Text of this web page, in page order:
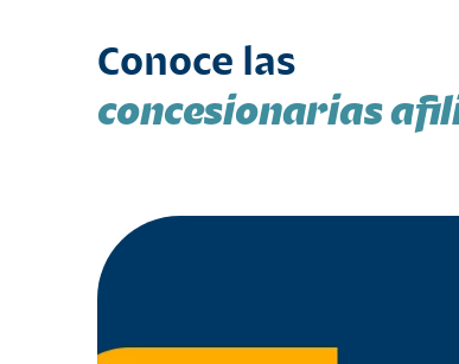
Conoce las
concesionarias